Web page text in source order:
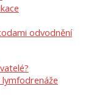
odvodnění
lymfodrenáže